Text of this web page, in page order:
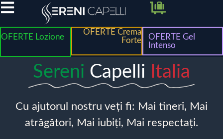
OFERTE Lozione
OFERTE Crema
Forte
OFERTE Gel
Intenso
Sereni Capelli Italia
Cu ajutorul nostru veți fi: Mai tineri, Mai
atrăgători, Mai iubiți, Mai respectați.